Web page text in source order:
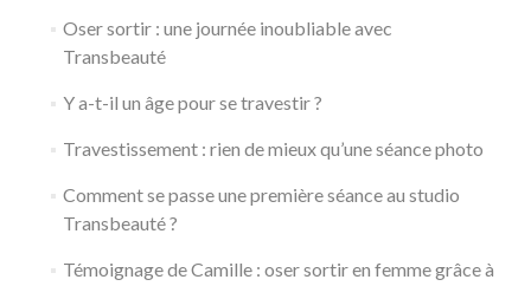
Oser sortir : une journée inoubliable avec
Transbeauté
Y a-t-il un âge pour se travestir ?
Travestissement : rien de mieux qu’une séance photo
Comment se passe une première séance au studio
Transbeauté ?
Témoignage de Camille : oser sortir en femme grâce à